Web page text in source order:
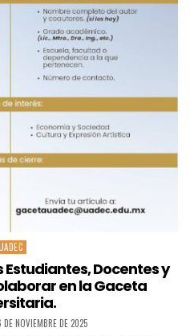
Estudiantes, Docentes y
en la Gaceta
DE NOVIEMBRE DE 2025